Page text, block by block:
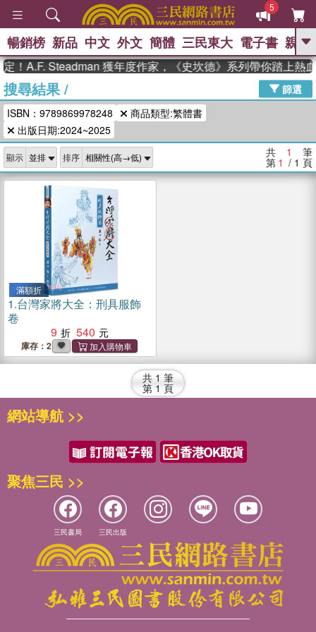
5
GO
高希均教授回憶錄
、 The Odyssey 、 父親節 、 如果歷
史是一群喵 、
登輝時代 、 數學女孩：黎曼猜想 、
偉大的迷走神經
暢銷榜 新品 中文 外文 簡體 三民東大 電子書 親子
！A.F. Steadman 獲年度作家，《史坎德》系列帶你踏上熱
搜尋結果/
篩選
ISBN：9789869978248
商品類型:繁體書
出版日期:2024~2025
顯示 排序 共 1 筆
第 1 / 1 頁
滿額折
1.台灣家將大全：刑具服飾
卷
9
540
庫存：2
共 1 筆
第 1 頁
網站導航 >>
聚焦三民 >>
三民書局 三民出版